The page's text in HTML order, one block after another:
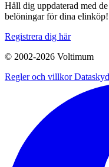
Håll dig uppdaterad med
belöningar för dina elinköp!
Registrera dig här
© 2002-2026 Voltimum
Regler och villkor